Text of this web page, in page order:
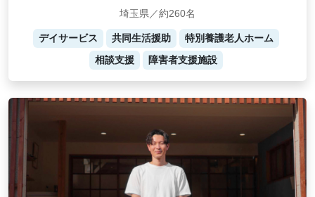
埼玉県／約260名
デイサービス 共同生活援助
特別養護老人ホーム
相談支援
障害者支援施設